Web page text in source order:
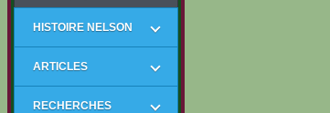
HISTOIRE NELSON
ARTICLES
RECHERCHES